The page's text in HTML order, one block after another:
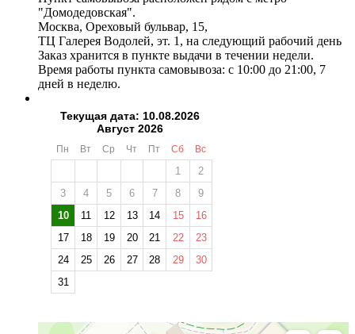
"Домодедовская".
Москва, Ореховый бульвар, 15,
ТЦ Галерея Водолей, эт. 1, на следующий рабочий день
Заказ хранится в пункте выдачи в течении недели.
Время работы пункта самовывоза: с 10:00 до 21:00, 7
дней в неделю.
Текущая дата: 10.08.2026
Август 2026
Пн Вт Ср Чт Пт Сб Вс
1
2
3
4 5 6 7 8
9
10
11 12 13 14 15
16
17
18 19 20 21 22
23
24
25 26 27 28 29
30
31